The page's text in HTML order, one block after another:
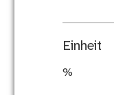
Einheit
%